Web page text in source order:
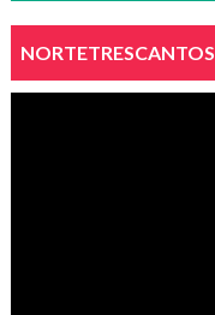
NORTETRESCANTOS